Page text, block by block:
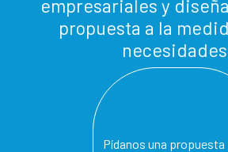
empresariales y
propuesta a la
Pídanos una propuesta